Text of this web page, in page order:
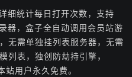
细统计每日打开次数，支持
器，盒子全自动调用会员站游
无需单独挂列表服务器，无需
列表，独创防劫持引擎，
用户永久免费。